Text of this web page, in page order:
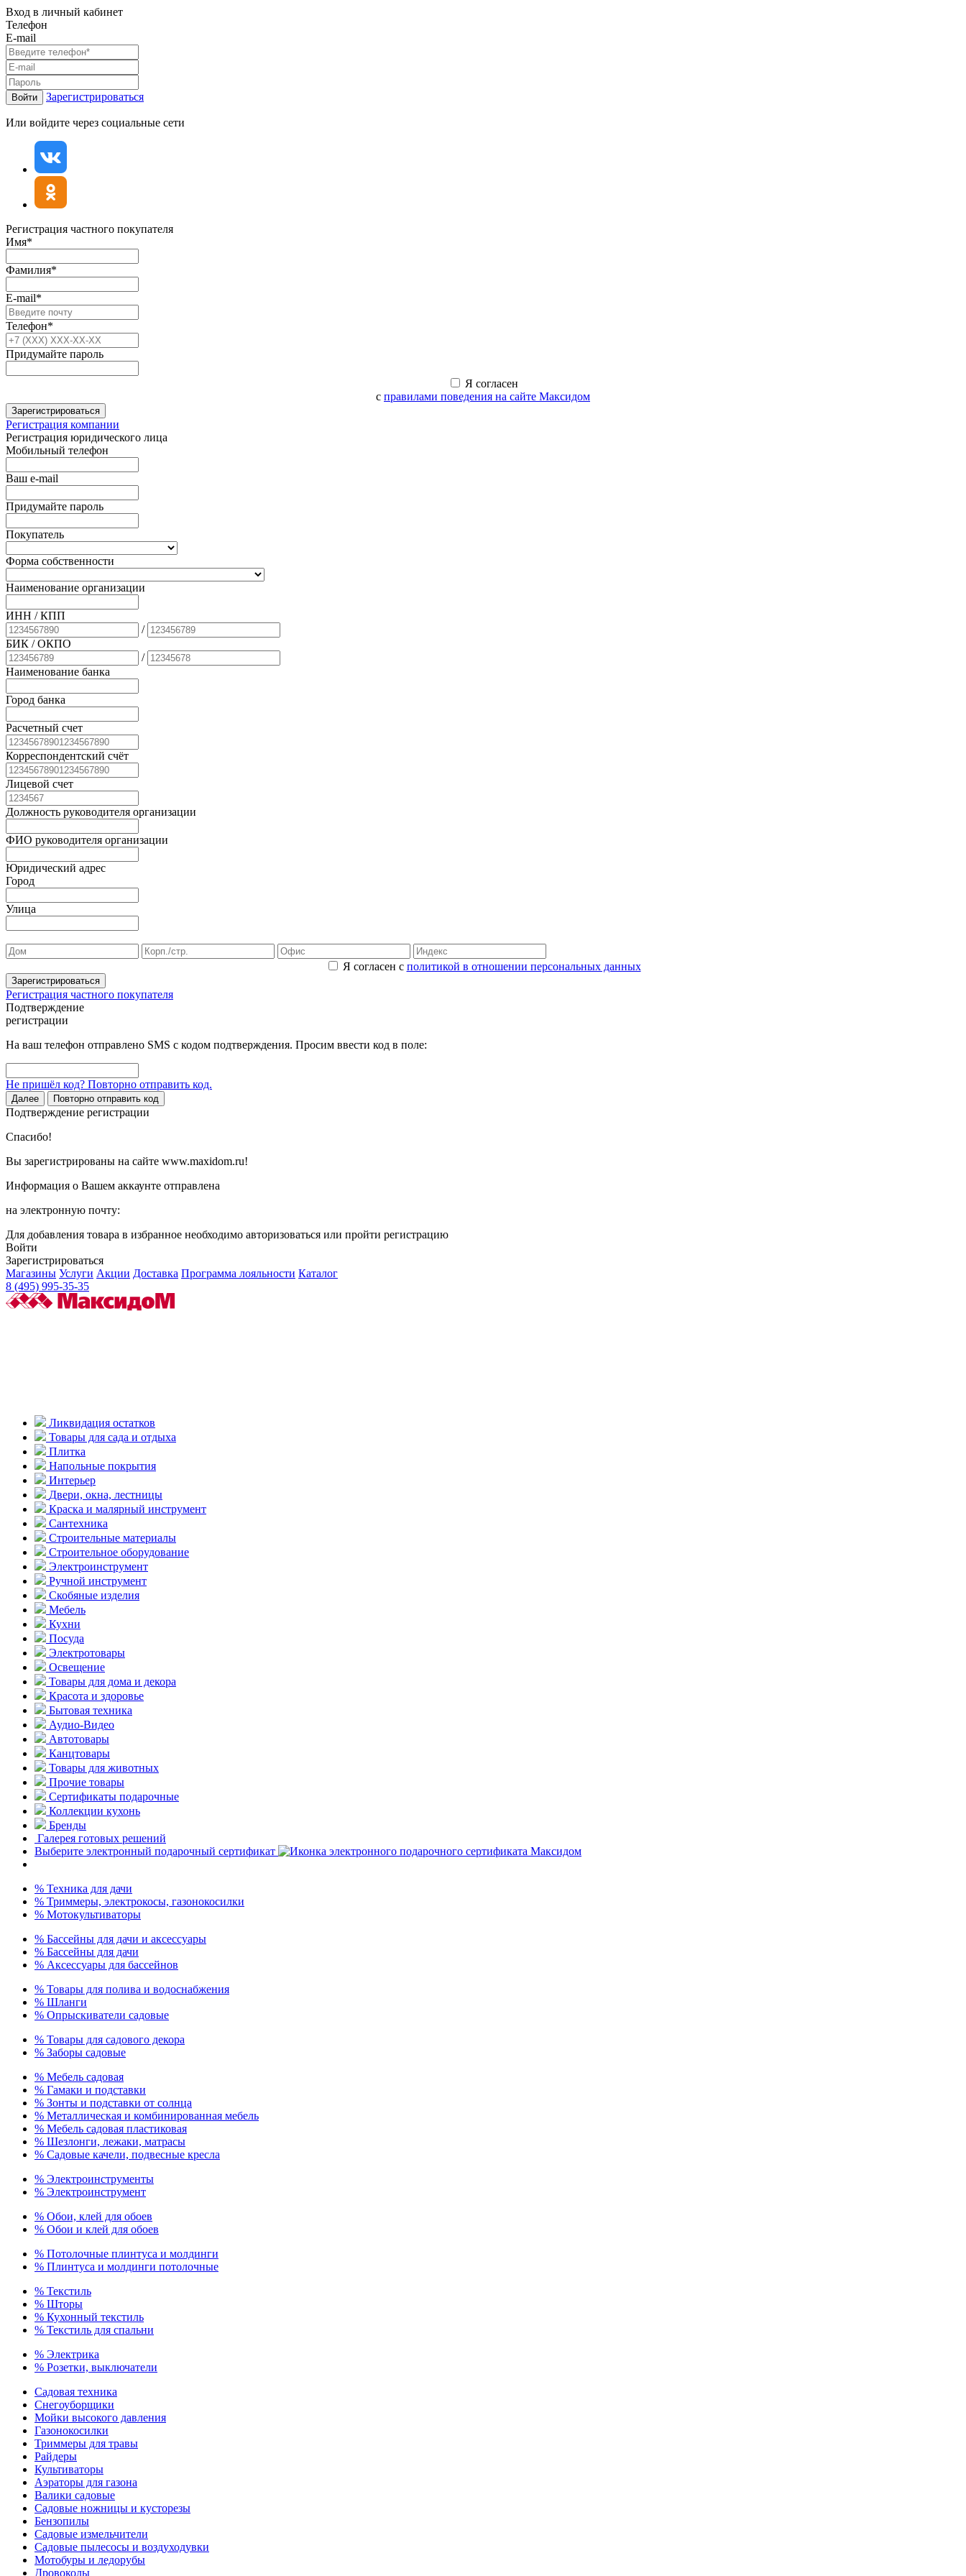
Вход в личный кабинет
Телефон
E-mail
Войти Зарегистрироваться
Или войдите через социальные сети
Регистрация частного покупателя
Имя*
Фамилия*
E-mail*
Телефон*
Придумайте пароль
Я согласен
с правилами поведения на сайте Максидом
Зарегистрироваться
Регистрация компании
Регистрация юридического лица
Мобильный телефон
Ваш e-mail
Придумайте пароль
Покупатель
Форма собственности
Наименование организации
ИНН / КПП
/
БИК / ОКПО
/
Наименование банка
Город банка
Расчетный счет
Корреспондентский счёт
Лицевой счет
Должность руководителя организации
ФИО руководителя организации
Юридический адрес
Город
Улица
Я согласен с политикой в отношении персональных данных
Зарегистрироваться
Регистрация частного покупателя
Подтверждение
регистрации
На ваш телефон отправлено SMS с кодом подтверждения. Просим ввести код в поле:
Не пришёл код? Повторно отправить код.
Далее Повторно отправить код
Подтверждение регистрации
Спасибо!
Вы зарегистрированы на сайте www.maxidom.ru!
Информация о Вашем аккаунте отправлена
на электронную почту:
Для добавления товара в избранное необходимо авторизоваться или пройти регистрацию
Войти
Зарегистрироваться
Магазины Услуги Акции Доставка Программа лояльности Каталог
8 (495) 995-35-35
Ликвидация остатков
Товары для сада и отдыха
Плитка
Напольные покрытия
Интерьер
Двери, окна, лестницы
Краска и малярный инструмент
Сантехника
Строительные материалы
Строительное оборудование
Электроинструмент
Ручной инструмент
Скобяные изделия
Мебель
Кухни
Посуда
Электротовары
Освещение
Товары для дома и декора
Красота и здоровье
Бытовая техника
Аудио-Видео
Автотовары
Канцтовары
Товары для животных
Прочие товары
Сертификаты подарочные
Коллекции кухонь
Бренды
Галерея готовых решений
Выберите электронный подарочный сертификат
% Техника для дачи
% Триммеры, электрокосы, газонокосилки
% Мотокультиваторы
% Бассейны для дачи и аксессуары
% Бассейны для дачи
% Аксессуары для бассейнов
% Товары для полива и водоснабжения
% Шланги
% Опрыскиватели садовые
% Товары для садового декора
% Заборы садовые
% Мебель садовая
% Гамаки и подставки
% Зонты и подставки от солнца
% Металлическая и комбинированная мебель
% Мебель садовая пластиковая
% Шезлонги, лежаки, матрасы
% Садовые качели, подвесные кресла
% Электроинструменты
% Электроинструмент
% Обои, клей для обоев
% Обои и клей для обоев
% Потолочные плинтуса и молдинги
% Плинтуса и молдинги потолочные
% Текстиль
% Шторы
% Кухонный текстиль
% Текстиль для спальни
% Электрика
% Розетки, выключатели
Садовая техника
Снегоуборщики
Мойки высокого давления
Газонокосилки
Триммеры для травы
Райдеры
Культиваторы
Аэраторы для газона
Валики садовые
Садовые ножницы и кусторезы
Бензопилы
Садовые измельчители
Садовые пылесосы и воздуходувки
Мотобуры и ледорубы
Дровоколы